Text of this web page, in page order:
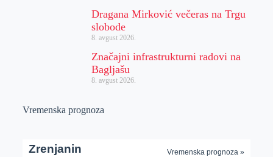
Dragana Mirković večeras na Trgu
slobode
8. avgust 2026.
Značajni infrastrukturni radovi na
Bagljašu
8. avgust 2026.
Vremenska prognoza